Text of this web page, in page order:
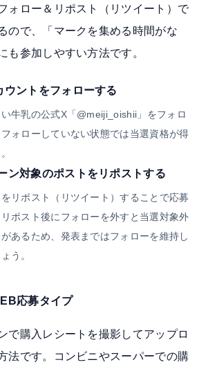
ォロー＆リポスト（リツイート）で
ので、「マークを集める時間がな
も参加しやすい方法です。
ウントをフォローする
牛乳の公式X「@meiji_oishii」をフォロ
ォローしていない状態では当選資格が得
ン対象のポストをリポストする
リポスト（リツイート）することで応募
ポスト後にフォローを外すと当選対象外
あるため、発表まではフォローを維持し
う。
応募タイプ
で購入レシートを撮影してアップロ
法です。コンビニやスーパーでの購